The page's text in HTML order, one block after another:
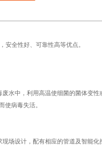
安全性好、可靠性高等优点。
水中，利用高温使细菌的菌体变
使病毒失活。
场设计，配有相应的管道及智能